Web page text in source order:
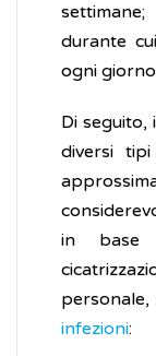
durante
ogni
Di seguito,
diversi
in base
personale,
infezioni: